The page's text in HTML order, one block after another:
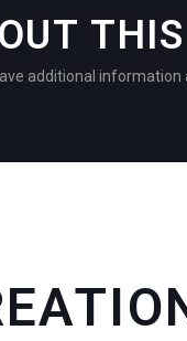
additional information